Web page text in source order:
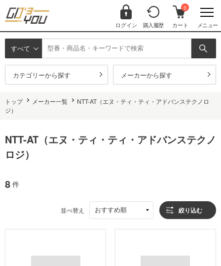
ログイン 購入履歴
0
カート メニュー
すべて
カテゴリーから探す メーカーから探す
トップ メーカー一覧
NTT-AT（エヌ・ティ・ティ・アドバンステクノロ
ジ）
NTT-AT（エヌ・ティ・ティ・アドバンステクノ
ロジ）
8 件
並べ替え おすすめ順 絞り込む